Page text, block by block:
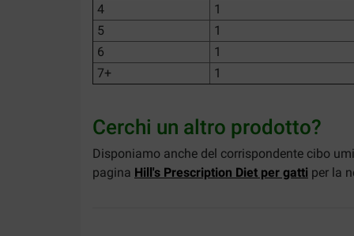
4
1
5
1
6
1
7+
1
Cerchi un altro prodotto?
Disponiamo anche del corrispondente cibo
pagina Hill's Prescription Diet per gatti per la